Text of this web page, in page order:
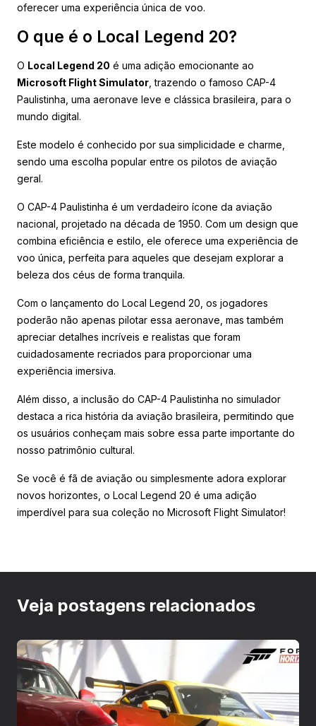
oferecer uma experiência única de voo.
O que é o Local Legend 20?
O Local Legend 20 é uma adição emocionante ao
Microsoft Flight Simulator , trazendo o famoso CAP-4
Paulistinha, uma aeronave leve e clássica brasileira, para o
mundo digital.
Este modelo é conhecido por sua simplicidade e charme,
sendo uma escolha popular entre os pilotos de aviação
geral.
O CAP-4 Paulistinha é um verdadeiro ícone da aviação
nacional, projetado na década de 1950. Com um design que
combina eficiência e estilo, ele oferece uma experiência de
voo única, perfeita para aqueles que desejam explorar a
beleza dos céus de forma tranquila.
Com o lançamento do Local Legend 20, os jogadores
poderão não apenas pilotar essa aeronave, mas também
apreciar detalhes incríveis e realistas que foram
cuidadosamente recriados para proporcionar uma
experiência imersiva.
Além disso, a inclusão do CAP-4 Paulistinha no simulador
destaca a rica história da aviação brasileira, permitindo que
os usuários conheçam mais sobre essa parte importante do
nosso patrimônio cultural.
Se você é fã de aviação ou simplesmente adora explorar
novos horizontes, o Local Legend 20 é uma adição
imperdível para sua coleção no Microsoft Flight Simulator!
Veja postagens relacionados